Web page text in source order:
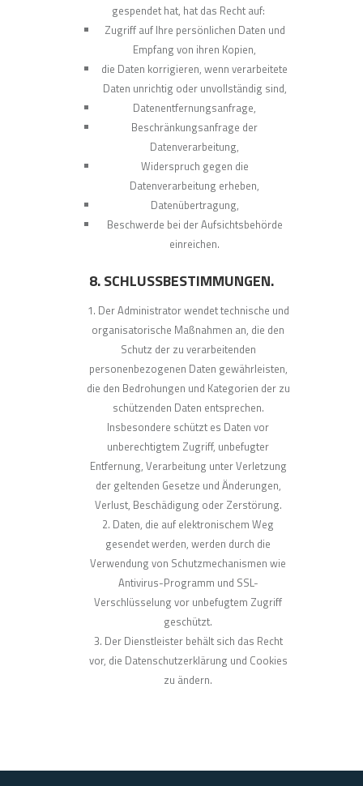
gespendet hat, hat das Recht auf:
Zugriff auf Ihre persönlichen Daten und
Empfang von ihren Kopien,
die Daten korrigieren, wenn verarbeitete
Daten unrichtig oder unvollständig sind,
Datenentfernungsanfrage,
Beschränkungsanfrage der
Datenverarbeitung,
Widerspruch gegen die
Datenverarbeitung erheben,
Datenübertragung,
Beschwerde bei der Aufsichtsbehörde
einreichen.
8. SCHLUSSBESTIMMUNGEN.
Der Administrator wendet technische und
organisatorische Maßnahmen an, die den
Schutz der zu verarbeitenden
personenbezogenen Daten gewährleisten,
die den Bedrohungen und Kategorien der zu
schützenden Daten entsprechen.
Insbesondere schützt es Daten vor
unberechtigtem Zugriff, unbefugter
Entfernung, Verarbeitung unter Verletzung
der geltenden Gesetze und Änderungen,
Verlust, Beschädigung oder Zerstörung.
Daten, die auf elektronischem Weg
gesendet werden, werden durch die
Verwendung von Schutzmechanismen wie
Antivirus-Programm und SSL-
Verschlüsselung vor unbefugtem Zugriff
geschützt.
Der Dienstleister behält sich das Recht
vor, die Datenschutzerklärung und Cookies
zu ändern.